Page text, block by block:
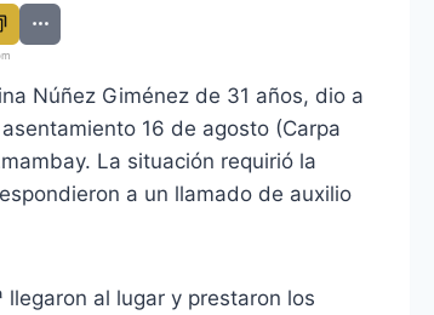
Núñez Giménez de 31 años, dio a
16 de agosto (Carpa
La situación requirió la
a un llamado de auxilio
al lugar y prestaron los